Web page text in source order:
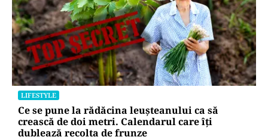
LIFESTYLE
Ce se pune la rădăcina leușteanului ca să
crească de doi metri. Calendarul care îți
dublează recolta de frunze